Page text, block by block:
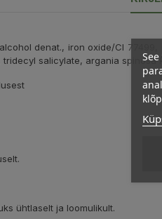
denat., iron oxide/CI
salicylate, argania
ühtlaselt ja loomulikult.